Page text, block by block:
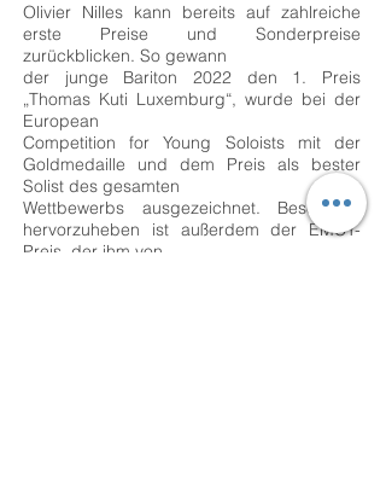
Olivier Nilles kann bereits auf zahlreiche
erste Preise und Sonderpreise
zurückblicken. So gewann
der junge Bariton 2022 den 1. Preis
„Thomas Kuti Luxemburg“, wurde bei der
European
Competition for Young Soloists mit der
Goldmedaille und dem Preis als bester
Solist des gesamten
Wettbewerbs ausgezeichnet. Besonders
hervorzuheben ist außerdem der EMCY-
Preis, der ihm von